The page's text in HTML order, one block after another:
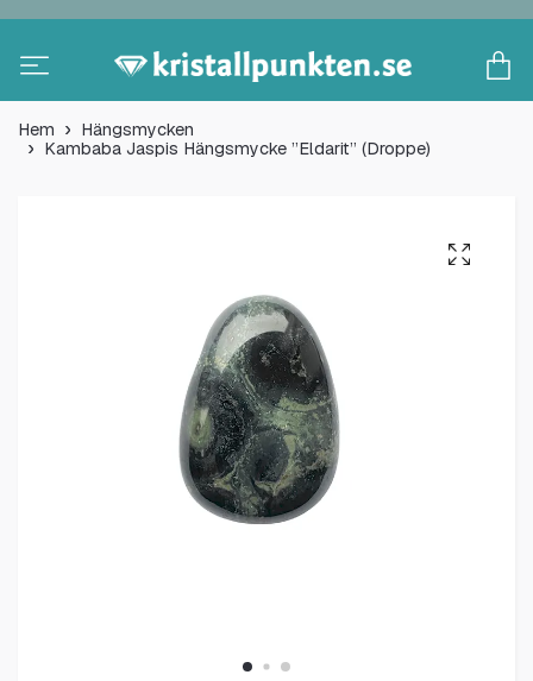
Hem
Hängsmycken
Kambaba Jaspis Hängsmycke ”Eldarit” (Droppe)